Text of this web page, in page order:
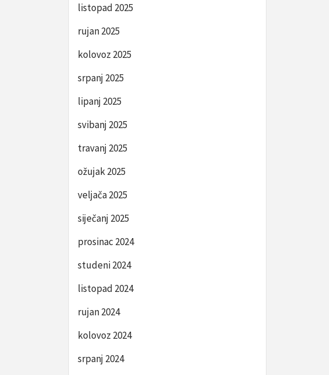
listopad 2025
rujan 2025
kolovoz 2025
srpanj 2025
lipanj 2025
svibanj 2025
travanj 2025
ožujak 2025
veljača 2025
siječanj 2025
prosinac 2024
studeni 2024
listopad 2024
rujan 2024
kolovoz 2024
srpanj 2024